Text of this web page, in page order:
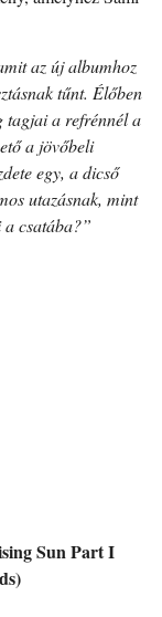
az új albumhoz
tűnt. Élőben
tagjai a refrénnél a
a jövőbeli
egy, a dicső
utazásnak, mint
a csatába?”
Sun Part I